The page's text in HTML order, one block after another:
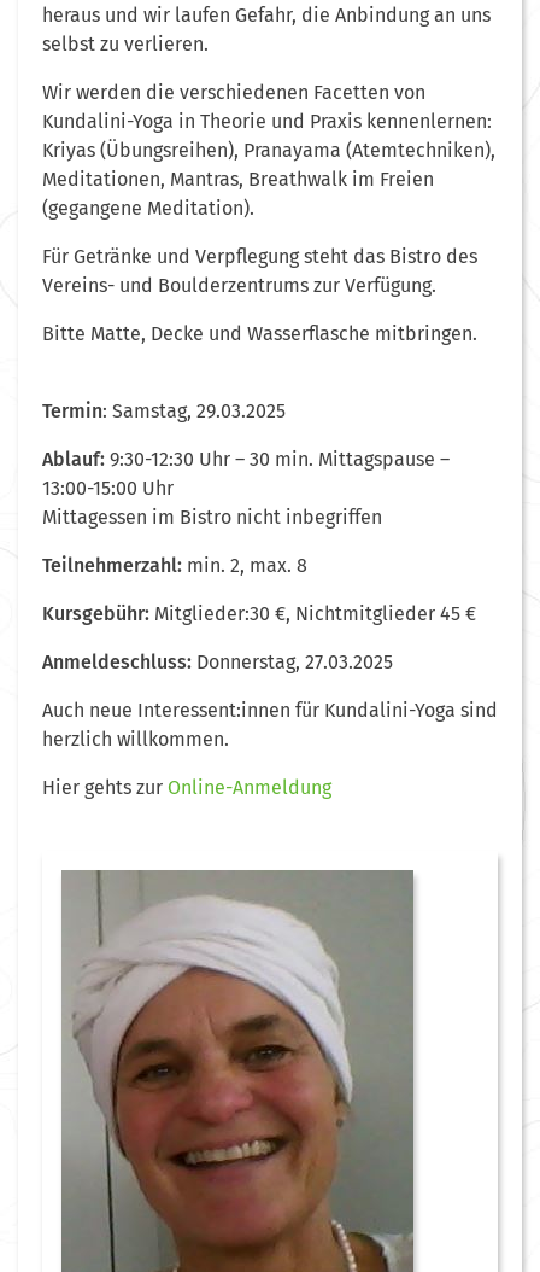
heraus und wir laufen Gefahr, die Anbindung an uns
selbst zu verlieren.
Wir werden die verschiedenen Facetten von
Kundalini-Yoga in Theorie und Praxis kennenlernen:
Kriyas (Übungsreihen), Pranayama (Atemtechniken),
Meditationen, Mantras, Breathwalk im Freien
(gegangene Meditation).
Für Getränke und Verpflegung steht das Bistro des
Vereins- und Boulderzentrums zur Verfügung.
Bitte Matte, Decke und Wasserflasche mitbringen.
Termin: Samstag, 29.03.2025
Ablauf: 9:30-12:30 Uhr – 30 min. Mittagspause –
13:00-15:00 Uhr
Mittagessen im Bistro nicht inbegriffen
Teilnehmerzahl: min. 2, max. 8
Kursgebühr: Mitglieder:30 €, Nichtmitglieder 45 €
Anmeldeschluss: Donnerstag, 27.03.2025
Auch neue Interessent:innen für Kundalini-Yoga sind
herzlich willkommen.
Hier gehts zur Online-Anmeldung